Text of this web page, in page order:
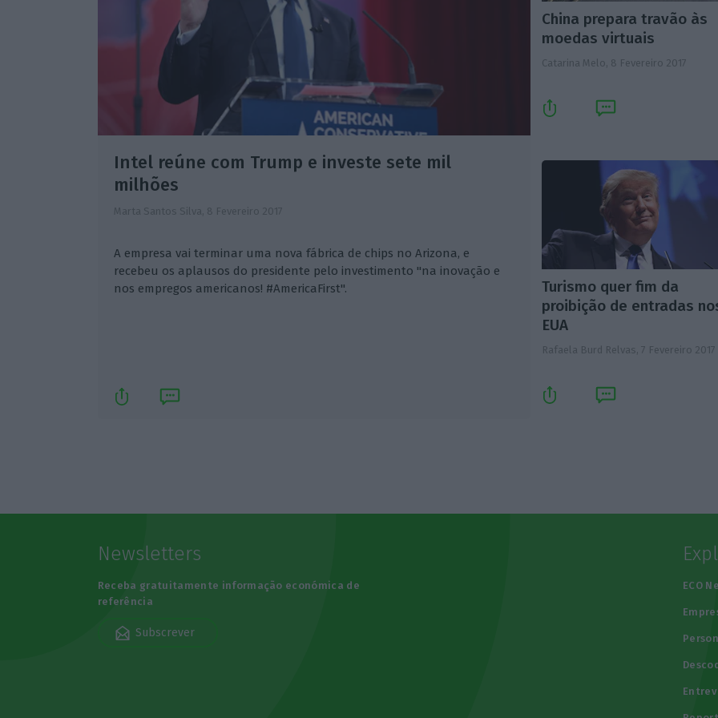
Intel reúne com Trump e investe sete mil
milhões
Marta Santos Silva, 8 Fevereiro 2017
A empresa vai terminar uma nova fábrica de chips no Arizona, e
recebeu os aplausos do presidente pelo investimento "na inovação e
nos empregos americanos! #AmericaFirst".
China prepara travão às
moedas virtuais
Catarina Melo, 8 Fevereiro 2017
Turismo quer fim da
proibição de entradas
EUA
Rafaela Burd Relvas,7 Fevereiro 2017
Newsletters
Receba gratuitamente informação económica de
referência
Subscrever
ECO